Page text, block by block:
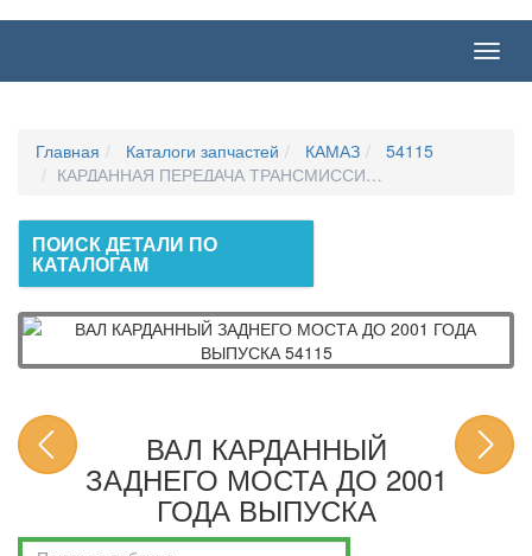
Главная Каталоги запчастей КАМАЗ
54115
КАРДАННАЯ ПЕРЕДАЧА ТРАНСМИССИИ-ВАЛ КАРДАННЫЙ
ПОИСК ДЕТАЛИ ПО
КАТАЛОГАМ
ВАЛ КАРДАННЫЙ
ЗАДНЕГО МОСТА ДО 2001
ГОДА ВЫПУСКА